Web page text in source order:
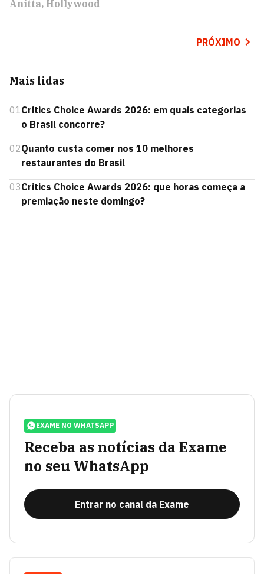
Anitta Hollywood
PRÓXIMO
Mais lidas
01Critics Choice Awards 2026: em quais categorias
o Brasil concorre?
02Quanto custa comer nos 10 melhores
restaurantes do Brasil
03Critics Choice Awards 2026: que horas começa a
premiação neste domingo?
EXAME NO WHATSAPP
Receba as notícias da Exame
no seu WhatsApp
Entrar no canal da Exame